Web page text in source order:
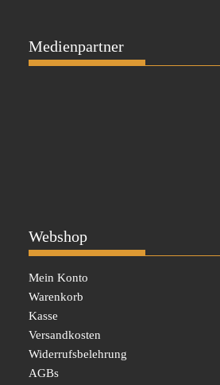
Medienpartner
Webshop
Mein Konto
Warenkorb
Kasse
Versandkosten
Widerrufsbelehrung
AGBs